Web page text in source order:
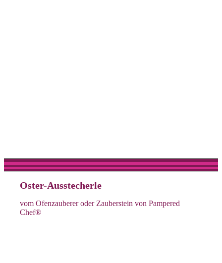
Oster-Ausstecherle
vom Ofenzauberer oder Zauberstein von Pampered
Chef®